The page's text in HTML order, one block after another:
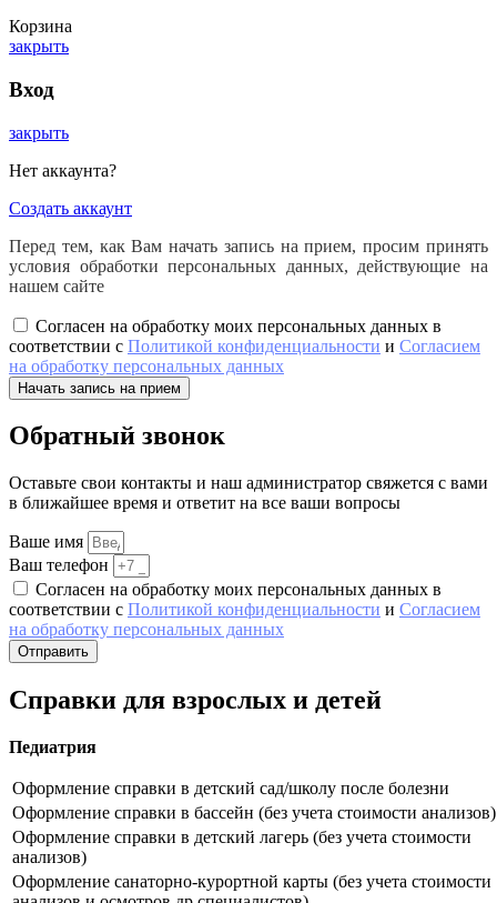
Корзина
закрыть
Вход
закрыть
Нет аккаунта?
Создать аккаунт
Перед тем, как Вам начать запись на прием, просим принять
условия обработки персональных данных, действующие на
нашем сайте
Согласен на обработку моих персональных данных в
соответствии с Политикой конфиденциальности и Согласием
на обработку персональных данных
Начать запись на прием
Обратный звонок
Оставьте свои контакты и наш администратор свяжется с вами
в ближайшее время и ответит на все ваши вопросы
Ваше имя
Ваш телефон
Согласен на обработку моих персональных данных в
соответствии с Политикой конфиденциальности и Согласием
на обработку персональных данных
Отправить
Справки для взрослых и детей
Педиатрия
Оформление справки в детский сад/школу после болезни
Оформление справки в бассейн (без учета стоимости анализов)
Оформление справки в детский лагерь (без учета стоимости
анализов)
Оформление санаторно-курортной карты (без учета стоимости